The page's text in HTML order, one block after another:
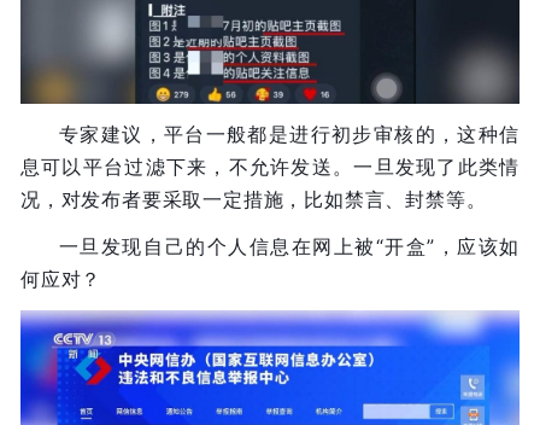
专家建议，平台一般都是进行初步审核的，这种信
息可以平台过滤下来，不允许发送。一旦发现了此类情
况，对发布者要采取一定措施，比如禁言、封禁等。
一旦发现自己的个人信息在网上被“开盒”，应该如
何应对？